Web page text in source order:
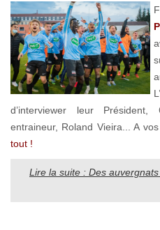
d’interviewer leur
entraineur, Roland Vieira... A
tout !
Lire la suite : Des